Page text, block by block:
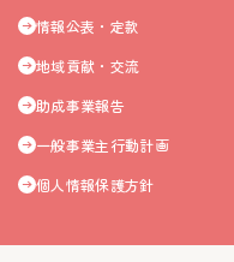
情報公表・定款
地域貢献・交流
助成事業報告
一般事業主行動計画
個人情報保護方針